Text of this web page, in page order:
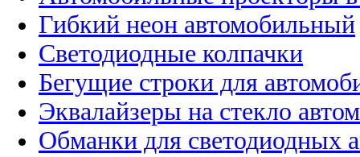
Гибкий неон автомобильный
Светодиодные колпачки
Бегущие строки для
Эквалайзеры на стекло
Обманки для светодиодных